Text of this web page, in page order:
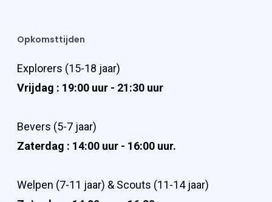
Opkomsttijden
Explorers (15-18 jaar)
Vrijdag : 19:00 uur - 21:30 uur
Bevers (5-7 jaar)
Zaterdag : 14:00 uur - 16:00 uur.
Welpen (7-11 jaar) & Scouts (11-14 jaar)